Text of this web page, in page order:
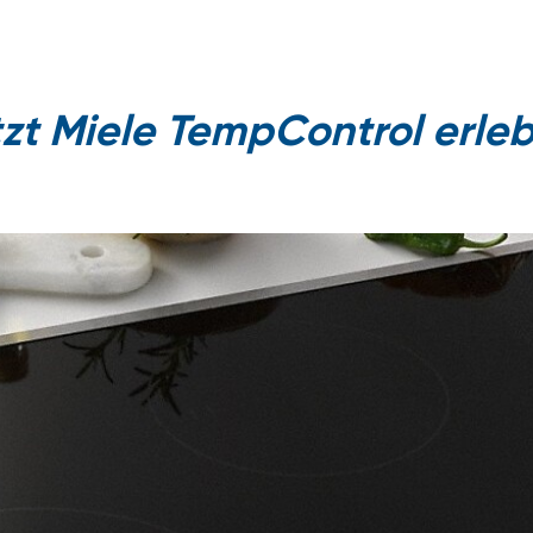
Miele TempControl